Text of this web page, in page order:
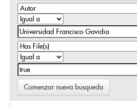
Comenzar nueva busqueda